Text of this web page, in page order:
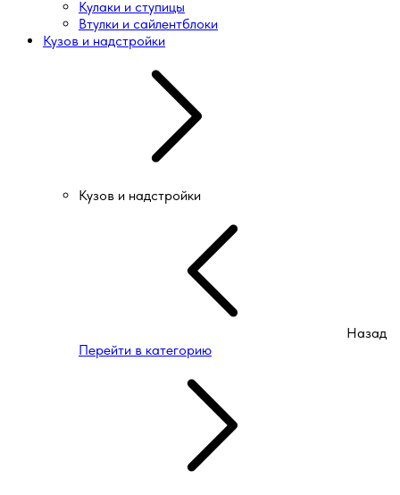
Кулаки и ступицы
Втулки и сайлентблоки
Кузов и надстройки
Кузов и надстройки
Назад
Перейти в категорию